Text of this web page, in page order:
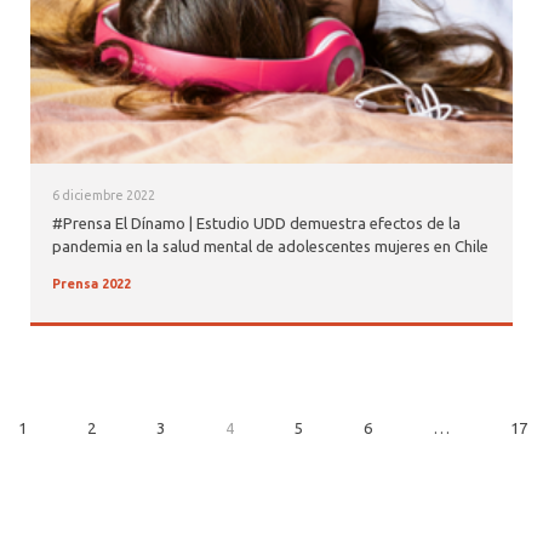
6 diciembre 2022
#Prensa El Dínamo | Estudio UDD demuestra efectos de la
pandemia en la salud mental de adolescentes mujeres en Chile
Prensa 2022
1 2 3 4 5 6 … 17